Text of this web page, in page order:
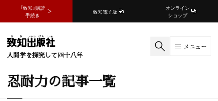
『致知』購読
手続き
致知電子版
オンライン
ショップ
人間学を探究して四十八年
メニュー
忍耐力の記事一覧